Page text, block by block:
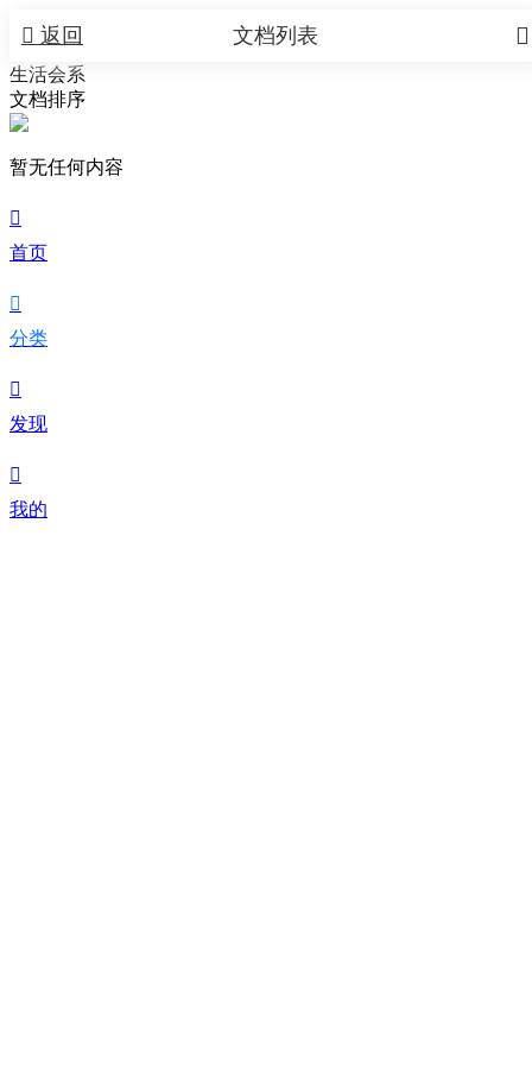
 返回 
文档列表
生活会系
文档排序
暂无任何内容

首页

分类

发现

我的